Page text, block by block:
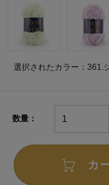
選択されたカラー：361.
数量：
カ